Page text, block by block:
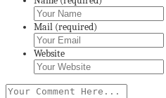
Mail (required)
Website